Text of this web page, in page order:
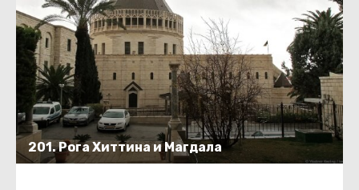
201. Рога Хиттина и Магдала